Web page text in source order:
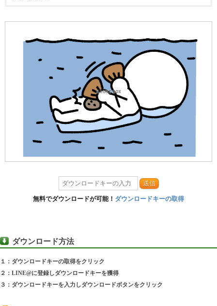
送信
無料でダウンロードが可能！ ダウンロードキーの取得
ダウンロード方法
１：ダウンロードキーの取得をクリック
２：LINE@に登録しダウンロードキーを獲得
３：ダウンロードキーを入力しダウンロードボタンをクリック